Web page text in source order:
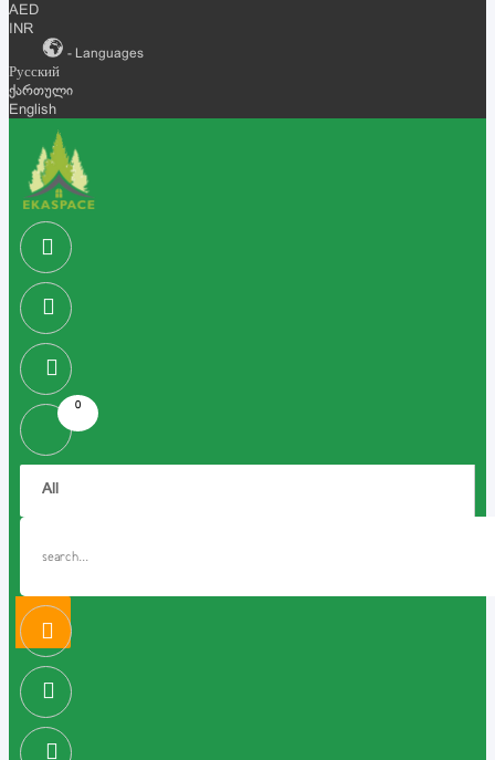
AED
INR
- Languages
Русский
ქართული
English
0